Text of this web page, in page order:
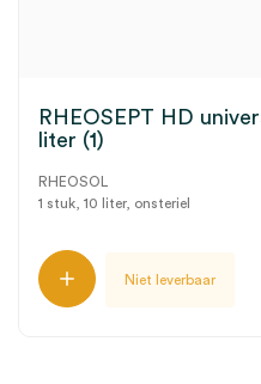
RHEOSEPT HD
liter (1)
RHEOSOL
1 stuk, 10 liter, onsteriel
Niet leverbaar